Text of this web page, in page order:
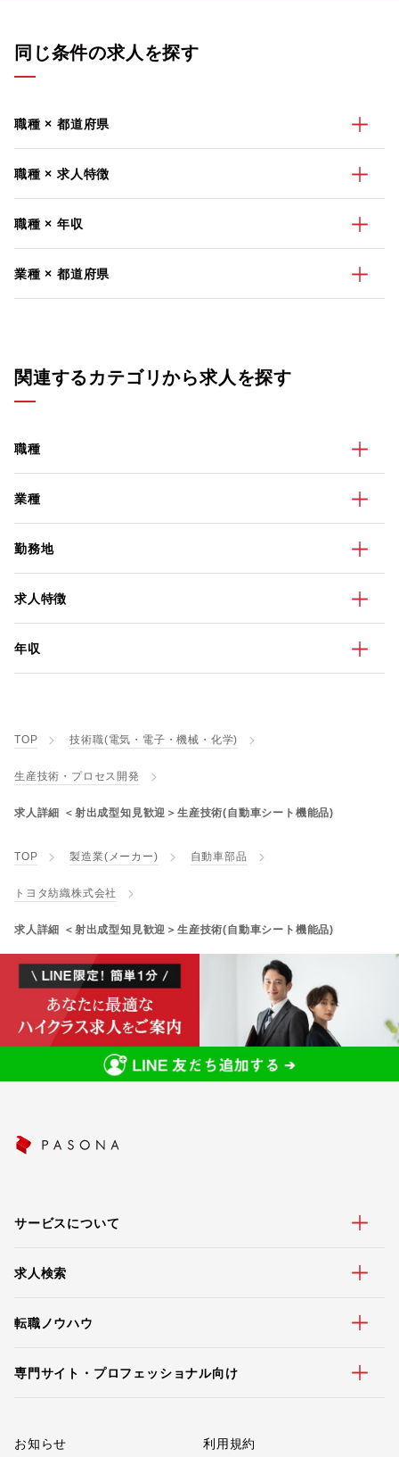
同じ条件の求人を探す
職種 × 都道府県
職種 × 求人特徴
職種 × 年収
業種 × 都道府県
関連するカテゴリから求人を探す
職種
業種
勤務地
求人特徴
年収
TOP 技術職(電気・電子・機械・化学)
生産技術・プロセス開発
求人詳細 ＜射出成型知見歓迎＞生産技術(自動車シート機能品)
TOP 製造業(メーカー) 自動車部品
トヨタ紡織株式会社
求人詳細 ＜射出成型知見歓迎＞生産技術(自動車シート機能品)
サービスについて
求人検索
転職ノウハウ
専門サイト・プロフェッショナル向け
お知らせ 利用規約